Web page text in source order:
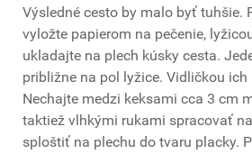
Výsledné cesto by malo byť tuhšie.
vyložte papierom na pečenie,
ukladajte na plech kúsky cesta.
približne na pol lyžice. Vidličkou ich
Nechajte medzi keksami cca 3 cm
taktiež vlhkými rukami spracovať
sploštiť na plechu do tvaru placky.